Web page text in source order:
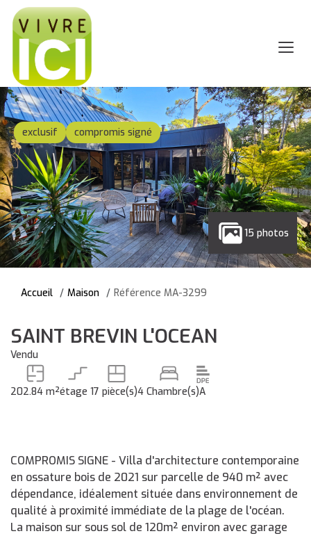
exclusif compromis signé
15 photos
Accueil Maison Référence MA-3299
SAINT BREVIN L'OCEAN
Vendu
202.84 m²étage 17 pièce(s)4 Chambre(s)A
COMPROMIS SIGNE - Villa d'architecture contemporaine
en ossature bois de 2021 sur parcelle de 940 m² avec
dépendance, idéalement située dans environnement de
qualité à proximité immédiate de la plage de l'océan.
La maison sur sous sol de 120m² environ avec garage